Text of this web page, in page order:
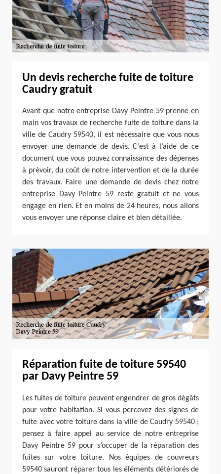
Un devis recherche fuite de toiture
Caudry gratuit
Avant que notre entreprise Davy Peintre 59 prenne en
main vos travaux de recherche fuite de toiture dans la
ville de Caudry 59540, il est nécessaire que vous nous
envoyer une demande de devis. C’est à l’aide de ce
document que vous pouvez connaissance des dépenses
à prévoir, du coût de notre intervention et de la durée
des travaux. Faire une demande de devis chez notre
entreprise Davy Peintre 59 reste gratuit et ne vous
engage en rien. Et en moins de 24 heures, nous allons
vous envoyer une réponse claire et bien détaillée.
Réparation fuite de toiture 59540
par Davy Peintre 59
Les fuites de toiture peuvent engendrer de gros dégâts
pour votre habitation. Si vous percevez des signes de
fuite avec votre toiture dans la ville de Caudry 59540 ;
pensez à faire appel au service de notre entreprise
Davy Peintre 59 pour s’occuper de la réparation des
fuites sur votre toiture. Nos équipes de couvreurs
59540 sauront réparer tous les éléments détériorés de